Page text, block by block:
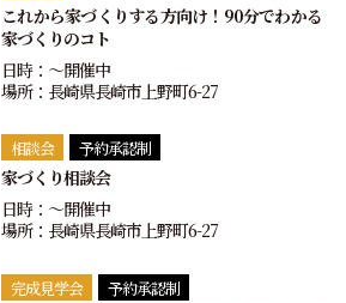
これから家づくりする方向け！90分でわかる
家づくりのコト
日時：〜開催中
場所：長崎県長崎市上野町6-27
相談会 予約承認制
家づくり相談会
日時：〜開催中
場所：長崎県長崎市上野町6-27
完成見学会 予約承認制